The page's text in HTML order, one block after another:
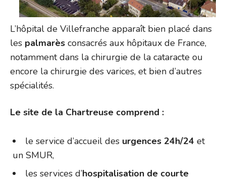
L’hôpital de Villefranche apparaît bien placé dans
les palmarès consacrés aux hôpitaux de France,
notamment dans la chirurgie de la cataracte ou
encore la chirurgie des varices, et bien d’autres
spécialités.
Le site de la Chartreuse comprend :
le service d’accueil des urgences 24h/24 et
un SMUR,
les services d’hospitalisation de courte